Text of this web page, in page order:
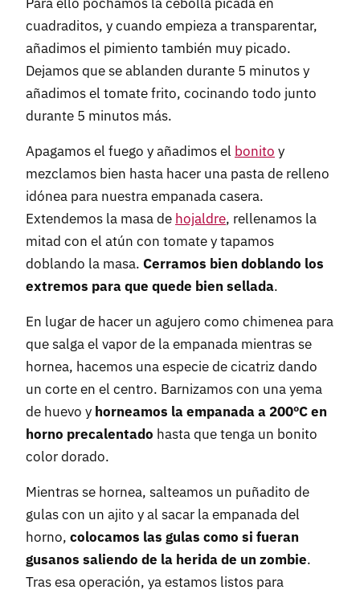
cuadraditos, y cuando empieza a transparentar,
añadimos el pimiento también muy picado.
Dejamos que se ablanden durante 5 minutos y
añadimos el tomate frito, cocinando todo junto
durante 5 minutos más.
Apagamos el fuego y añadimos el bonito y
mezclamos bien hasta hacer una pasta de relleno
idónea para nuestra empanada casera.
Extendemos la masa de hojaldre, rellenamos la
mitad con el atún con tomate y tapamos
doblando la masa. Cerramos bien doblando los
extremos para que quede bien sellada.
En lugar de hacer un agujero como chimenea para
que salga el vapor de la empanada mientras se
hornea, hacemos una especie de cicatriz dando
un corte en el centro. Barnizamos con una yema
de huevo y horneamos la empanada a 200ºC en
horno precalentado hasta que tenga un bonito
color dorado.
Mientras se hornea, salteamos un puñadito de
gulas con un ajito y al sacar la empanada del
horno, colocamos las gulas como si fueran
gusanos saliendo de la herida de un zombie.
Tras esa operación, ya estamos listos para